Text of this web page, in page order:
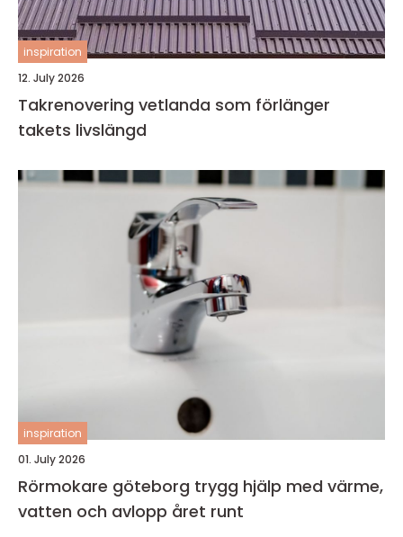
inspiration
12. July 2026
Takrenovering vetlanda som förlänger
takets livslängd
inspiration
01. July 2026
Rörmokare göteborg trygg hjälp med värme,
vatten och avlopp året runt